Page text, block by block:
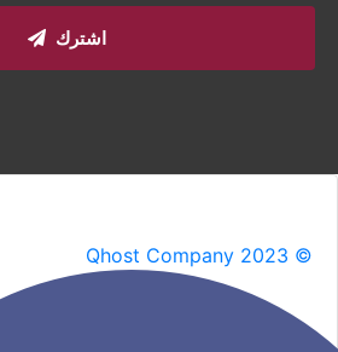
اشترك
Qhost Company 2023 ©